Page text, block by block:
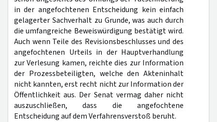
in der angefochtenen Entscheidung kein einfach
gelagerter Sachverhalt zu Grunde, was auch durch
die umfangreiche Beweiswürdigung bestätigt wird.
Auch wenn Teile des Revisionsbeschlusses und des
angefochtenen Urteils in der Hauptverhandlung
zur Verlesung kamen, reichte dies zur Information
der Prozessbeteiligten, welche den Akteninhalt
nicht kannten, erst recht nicht zur Information der
Öffentlichkeit aus. Der Senat vermag daher nicht
auszuschließen, dass die angefochtene
Entscheidung auf dem Verfahrensverstoß beruht.